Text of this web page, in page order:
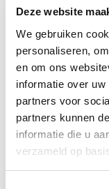
Deze website
We gebruiken
personaliseren,
en om ons
informatie over
partners voor
partners kunnen
informatie die u
verzameld op